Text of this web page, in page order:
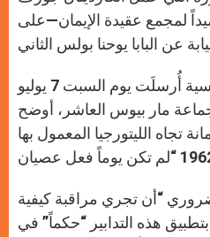
لمجمع عقيدة الإيمان—على
وفي رسالة باللغة الفرنسية أُرسلَت يوم السبت 7 يوليو
مار بيوس العاشر، أوضح
تجاه الليتورجيا المعمول بها
“أن تجري مراقبة كيفية
هذه التدابير “حكماً” في